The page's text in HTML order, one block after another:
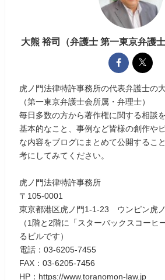
大熊 裕司（弁護士 第一東京弁護
虎ノ門法律特許事務所の代表弁護士の
（第一東京弁護士会所属・弁理士）
毎日多数の方から著作権に関する相談
基本的なこと、事例など皆様の創作や
な内容をブログにまとめて公開するこ
考にしてみてください。
虎ノ門法律特許事務所
〒105-0001
東京都港区虎ノ門1-1-23 ウンピン虎
（1階と2階に「スターバックスコーヒ
るビルです）
電話：03-6205-7455
FAX：03-6205-7456
HP：https://www.toranomon-law.jp